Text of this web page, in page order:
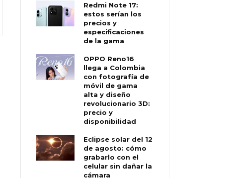
Redmi Note 17:
estos serían los
precios y
especificaciones
de la gama
OPPO Reno16
llega a Colombia
con fotografía de
móvil de gama
alta y diseño
revolucionario 3D:
precio y
disponibilidad
Eclipse solar del 12
de agosto: cómo
grabarlo con el
celular sin dañar la
cámara